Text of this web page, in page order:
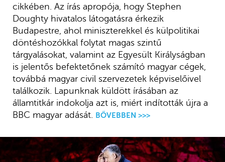
cikkében. Az írás apropója, hogy Stephen
Doughty hivatalos látogatásra érkezik
Budapestre, ahol miniszterekkel és külpolitikai
döntéshozókkal folytat magas szintű
tárgyalásokat, valamint az Egyesült Királyságban
is jelentős befektetőnek számító magyar cégek,
továbbá magyar civil szervezetek képviselőivel
találkozik. Lapunknak küldött írásában az
államtitkár indokolja azt is, miért indították újra a
BBC magyar adását.
BŐVEBBEN >>>